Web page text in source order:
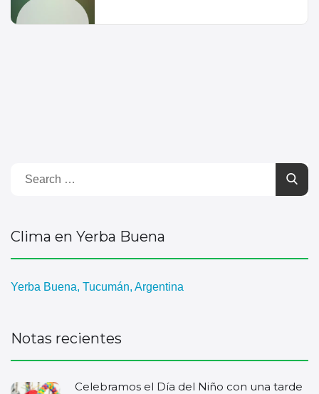
Clima en Yerba Buena
Yerba Buena, Tucumán, Argentina
Notas recientes
Celebramos el Día del Niño con una tarde